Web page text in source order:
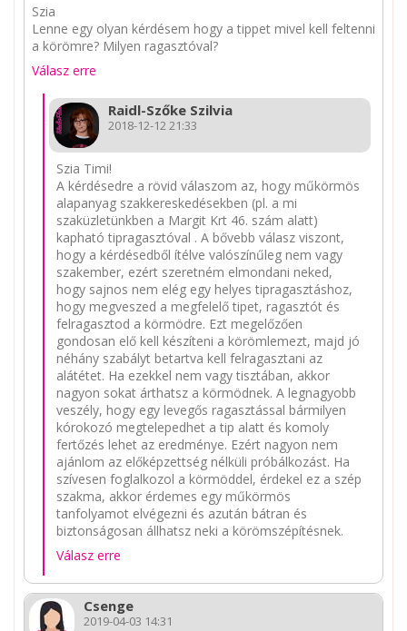
Szia
Lenne egy olyan kérdésem hogy a tippet mivel kell feltenni
a körömre? Milyen ragasztóval?
Válasz erre
Raidl-Szőke Szilvia
2018-12-12 21:33
Szia Timi!
A kérdésedre a rövid válaszom az, hogy műkörmös
alapanyag szakkereskedésekben (pl. a mi
szaküzletünkben a Margit Krt 46. szám alatt)
kapható tipragasztóval . A bővebb válasz viszont,
hogy a kérdésedből ítélve valószínűleg nem vagy
szakember, ezért szeretném elmondani neked,
hogy sajnos nem elég egy helyes tipragasztáshoz,
hogy megveszed a megfelelő tipet, ragasztót és
felragasztod a körmödre. Ezt megelőzően
gondosan elő kell készíteni a körömlemezt, majd jó
néhány szabályt betartva kell felragasztani az
alátétet. Ha ezekkel nem vagy tisztában, akkor
nagyon sokat árthatsz a körmödnek. A legnagyobb
veszély, hogy egy levegős ragasztással bármilyen
kórokozó megtelepedhet a tip alatt és komoly
fertőzés lehet az eredménye. Ezért nagyon nem
ajánlom az előképzettség nélküli próbálkozást. Ha
szívesen foglalkozol a körmöddel, érdekel ez a szép
szakma, akkor érdemes egy műkörmös
tanfolyamot elvégezni és azután bátran és
biztonságosan állhatsz neki a körömszépítésnek.
Válasz erre
Csenge
2019-04-03 14:31